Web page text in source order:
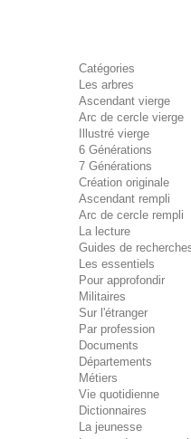
Catégories
Les arbres
Ascendant vierge
Arc de cercle vierge
Illustré vierge
6 Générations
7 Générations
Création originale
Ascendant rempli
Arc de cercle rempli
La lecture
Guides de
Les essentiels
Pour approfondir
Militaires
Sur l'étranger
Par profession
Documents
Départements
Métiers
Vie quotidienne
Dictionnaires
La jeunesse